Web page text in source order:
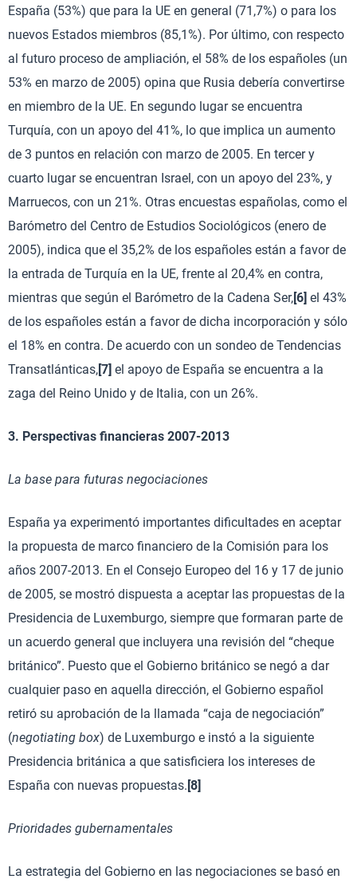
España (53%) que para la UE en general (71,7%) o para los
nuevos Estados miembros (85,1%). Por último, con respecto
al futuro proceso de ampliación, el 58% de los españoles (un
53% en marzo de 2005) opina que Rusia debería convertirse
en miembro de la UE. En segundo lugar se encuentra
Turquía, con un apoyo del 41%, lo que implica un aumento
de 3 puntos en relación con marzo de 2005. En tercer y
cuarto lugar se encuentran Israel, con un apoyo del 23%, y
Marruecos, con un 21%. Otras encuestas españolas, como el
Barómetro del Centro de Estudios Sociológicos (enero de
2005), indica que el 35,2% de los españoles están a favor de
la entrada de Turquía en la UE, frente al 20,4% en contra,
mientras que según el Barómetro de la Cadena Ser,[6] el 43%
de los españoles están a favor de dicha incorporación y sólo
el 18% en contra. De acuerdo con un sondeo de Tendencias
Transatlánticas,[7] el apoyo de España se encuentra a la
zaga del Reino Unido y de Italia, con un 26%.
3. Perspectivas financieras 2007-2013
La base para futuras negociaciones
España ya experimentó importantes dificultades en aceptar
la propuesta de marco financiero de la Comisión para los
años 2007-2013. En el Consejo Europeo del 16 y 17 de junio
de 2005, se mostró dispuesta a aceptar las propuestas de la
Presidencia de Luxemburgo, siempre que formaran parte de
un acuerdo general que incluyera una revisión del “cheque
británico”. Puesto que el Gobierno británico se negó a dar
cualquier paso en aquella dirección, el Gobierno español
retiró su aprobación de la llamada “caja de negociación”
(negotiating box) de Luxemburgo e instó a la siguiente
Presidencia británica a que satisficiera los intereses de
España con nuevas propuestas. [8]
Prioridades gubernamentales
La estrategia del Gobierno en las negociaciones se basó en